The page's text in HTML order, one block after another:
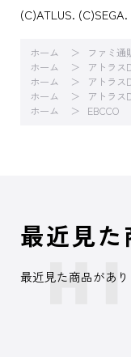
(C)ATLUS. (C)SEGA.
ホーム ファミ通
ホーム
アトラス
ホーム
アトラス
ホーム
アトラス
ホーム
EBCCO
最近見た
最近見た商品があり